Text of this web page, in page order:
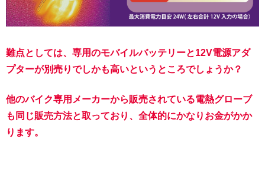
難点としては、専用のモバイルバッテリーと12V電源アダ
プターが別売りでしかも高いというところでしょうか？
他のバイク専用メーカーから販売されている電熱グローブ
も同じ販売方法と取っており、全体的にかなりお金がかか
ります。